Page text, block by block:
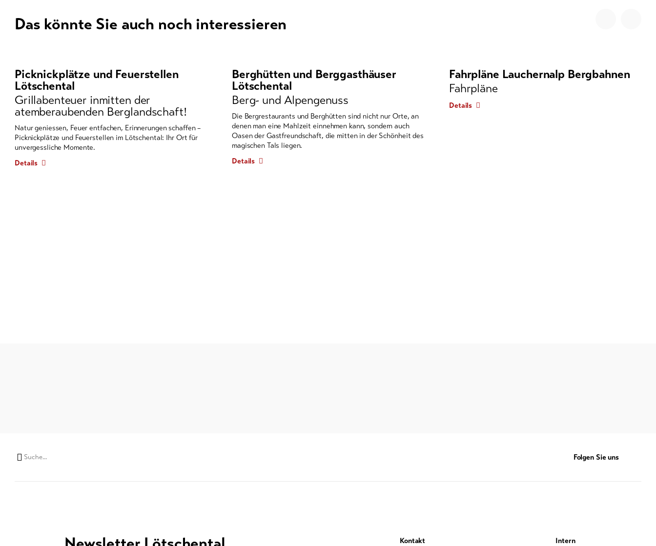
Das könnte Sie auch noch interessieren
ein
Karussell-
Element
mit
mehreren
Einträgen.
Zum
Navigieren
Pfeil-
Picknickplätze und Feuerstellen
Lötschental
Grillabenteuer inmitten der
atemberaubenden Berglandschaft!
Natur geniessen, Feuer entfachen, Erinnerungen schaffen –
Picknickplätze und Feuerstellen im Lötschental: Ihr Ort für
unvergessliche Momente.
Details
Berghütten und Berggasthäuser
Lötschental
Berg- und Alpengenuss
Die Bergrestaurants und Berghütten sind nicht nur Orte, an
denen man eine Mahlzeit einnehmen kann, sondern auch
Oasen der Gastfreundschaft, die mitten in der Schönheit des
magischen Tals liegen.
Details
Fahrpläne Lauchernalp Bergbahnen
Fahrpläne
Details
Suchwort
Folgen Sie uns
Kontakt Intern